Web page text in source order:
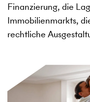
Finanzierung, die
Immobilienmarkts,
rechtliche